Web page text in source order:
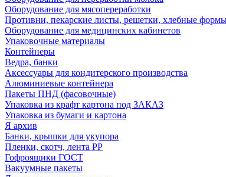
Оборудование для мясопереработки
Противни, пекарские листы, решетки, хлебные
Оборудование для медицинских кабинетов
Упаковочные материалы
Контейнеры
Ведра, банки
Аксессуары для кондитерского производства
Алюминиевые контейнера
Пакеты ПНД (фасовочные)
Упаковка из крафт картона под ЗАКАЗ
Упаковка из бумаги и картона
Я архив
Банки, крышки для укупора
Пленки, скотч, лента РР
Гофроящики ГОСТ
Вакуумные пакеты